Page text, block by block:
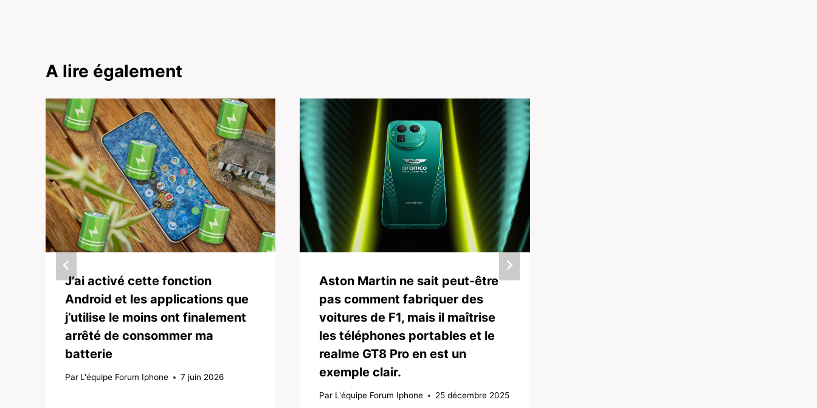
A lire également
J’ai activé cette fonction
Android et les applications que
j’utilise le moins ont finalement
arrêté de consommer ma
batterie
Par L'équipe Forum Iphone 7 juin 2026
Aston Martin ne sait peut-être
pas comment fabriquer des
voitures de F1, mais il maîtrise
les téléphones portables et le
realme GT8 Pro en est un
exemple clair.
Par L'équipe Forum Iphone 25 décembre 2025